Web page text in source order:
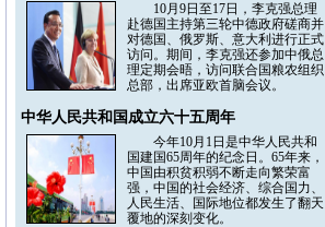
10月9日至17日，李克强总理
赴德国主持第三轮中德政府磋商并
对德国、俄罗斯、意大利进行正式
访问。期间，李克强还参加中俄总
理定期会晤，访问联合国粮农组织
总部，出席亚欧首脑会议。
中华人民共和国成立六十五周年
今年10月1日是中华人民共和
国建国65周年的纪念日。65年来，
中国由积贫积弱不断走向繁荣富
强，中国的社会经济、综合国力、
人民生活、国际地位都发生了翻天
覆地的深刻变化。